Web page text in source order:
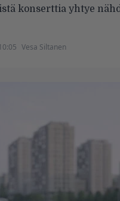
konserttia yhtye
Vesa Siltanen